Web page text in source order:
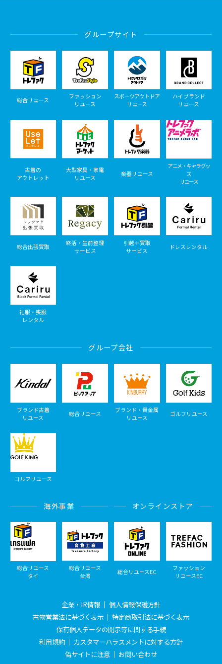
グループサイト
総合リユース
ファッション
リユース
スポーツアウトドア
リユース
ハイブランド
リユース
古着の
アウトレット
大型家具・家電
リユース
楽器リユース
アニメ・キャラグッ
ズ
リユース
総合出張買取
終活・生前整理
サービス
引越＋買取
サービス
ドレスレンタル
礼服・喪服
レンタル
グループ会社
ブランド古着
リユース
総合リユース
ブランド・貴金属
リユース
ゴルフリユース
ゴルフリユース
海外事業
総合リユース
タイ
総合リユース
台湾
オンラインストア
総合リユースEC
ファッション
リユースEC
企業・IR情報
個人情報保護方針
古物営業法に基づく表示
特定商取引法に基づく表示
保有個人データの開示等に関する手続
利用規約
カスタマーハラスメントに対する方針
偽サイトに注意
お問い合わせ